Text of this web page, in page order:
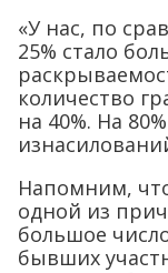
«У нас, по
25% стало
количество
на 40%. На
Напомним,
одной из
большое
бывших